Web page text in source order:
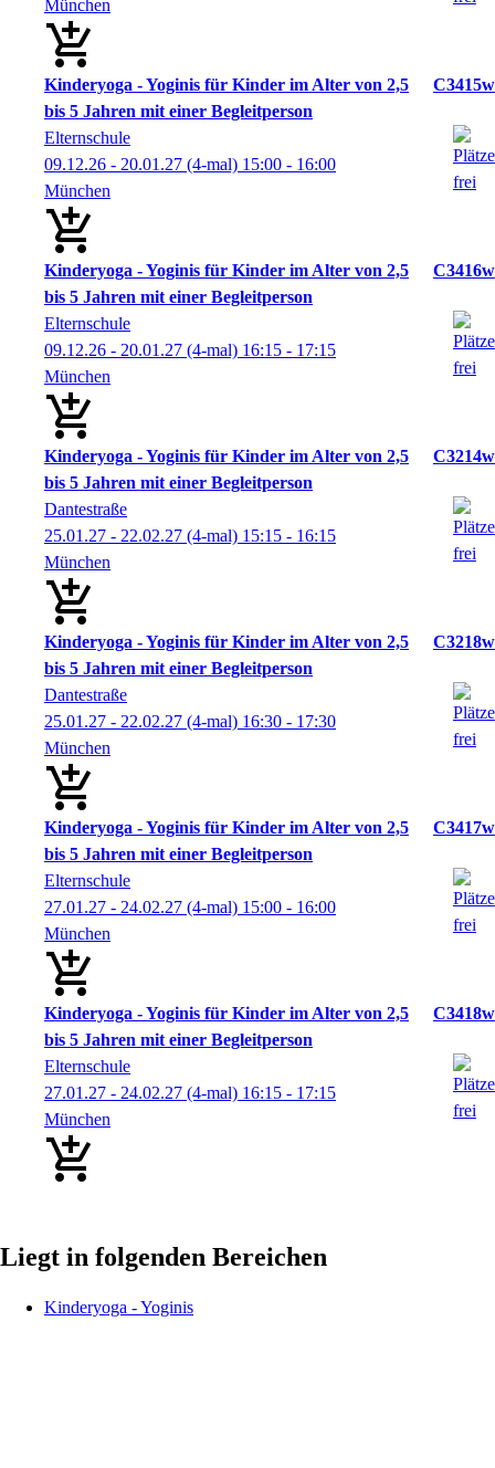
München
Kinderyoga - Yoginis für Kinder im Alter von 2,5
bis 5 Jahren mit einer Begleitperson
C3415w
Elternschule
09.12.26 - 20.01.27 (4-mal) 15:00 - 16:00
München
Kinderyoga - Yoginis für Kinder im Alter von 2,5
bis 5 Jahren mit einer Begleitperson
C3416w
Elternschule
09.12.26 - 20.01.27 (4-mal) 16:15 - 17:15
München
Kinderyoga - Yoginis für Kinder im Alter von 2,5
bis 5 Jahren mit einer Begleitperson
C3214w
Dantestraße
25.01.27 - 22.02.27 (4-mal) 15:15 - 16:15
München
Kinderyoga - Yoginis für Kinder im Alter von 2,5
bis 5 Jahren mit einer Begleitperson
C3218w
Dantestraße
25.01.27 - 22.02.27 (4-mal) 16:30 - 17:30
München
Kinderyoga - Yoginis für Kinder im Alter von 2,5
bis 5 Jahren mit einer Begleitperson
C3417w
Elternschule
27.01.27 - 24.02.27 (4-mal) 15:00 - 16:00
München
Kinderyoga - Yoginis für Kinder im Alter von 2,5
bis 5 Jahren mit einer Begleitperson
C3418w
Elternschule
27.01.27 - 24.02.27 (4-mal) 16:15 - 17:15
München
Liegt in folgenden Bereichen
Kinderyoga - Yoginis